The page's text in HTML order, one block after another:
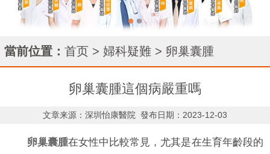
當前位置： 首页 > 婦科疑難 > 卵巢囊腫
卵巢囊腫這個病嚴重嗎
文章来源：深圳怡康醫院 發布日期：2023-12-03
卵巢囊腫在女性中比較常見，尤其是在生育年齡段的